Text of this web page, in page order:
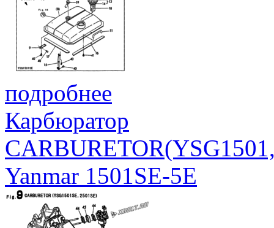
подробнее
Карбюратор
Yanmar 1501SE-5E